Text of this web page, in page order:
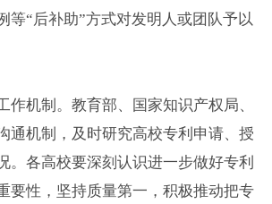
等“后补助”方式对发明人或团队予以
机制。教育部、国家知识产权局、
通机制，及时研究高校专利申请、授
。各高校要深刻认识进一步做好专利
要性，坚持质量第一，积极推动把专